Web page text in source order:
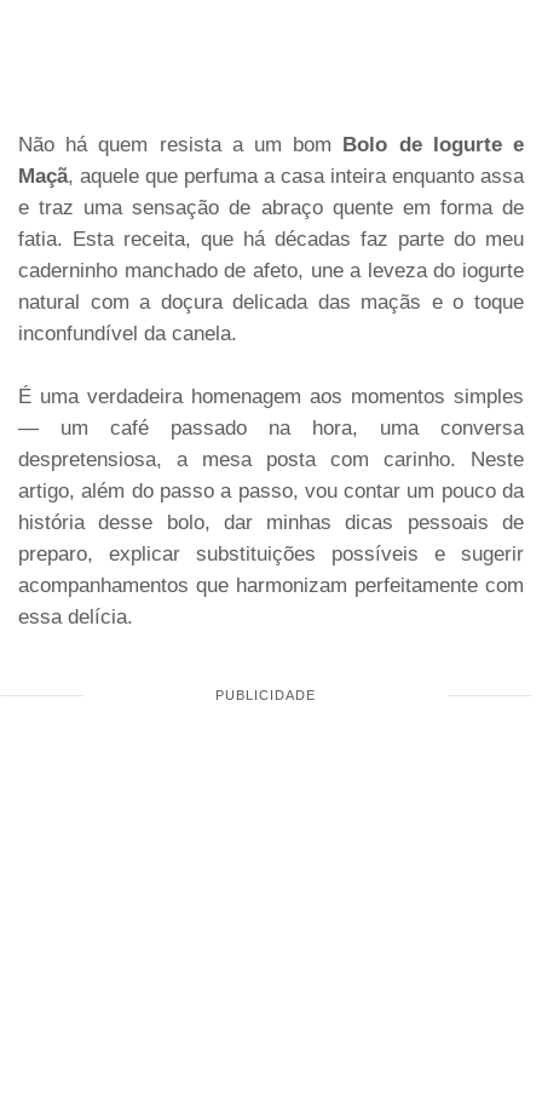
Não há quem resista a um bom Bolo de Iogurte e
Maçã, aquele que perfuma a casa inteira enquanto assa
e traz uma sensação de abraço quente em forma de
fatia. Esta receita, que há décadas faz parte do meu
caderninho manchado de afeto, une a leveza do iogurte
natural com a doçura delicada das maçãs e o toque
inconfundível da canela.
É uma verdadeira homenagem aos momentos simples
— um café passado na hora, uma conversa
despretensiosa, a mesa posta com carinho. Neste
artigo, além do passo a passo, vou contar um pouco da
história desse bolo, dar minhas dicas pessoais de
preparo, explicar substituições possíveis e sugerir
acompanhamentos que harmonizam perfeitamente com
essa delícia.